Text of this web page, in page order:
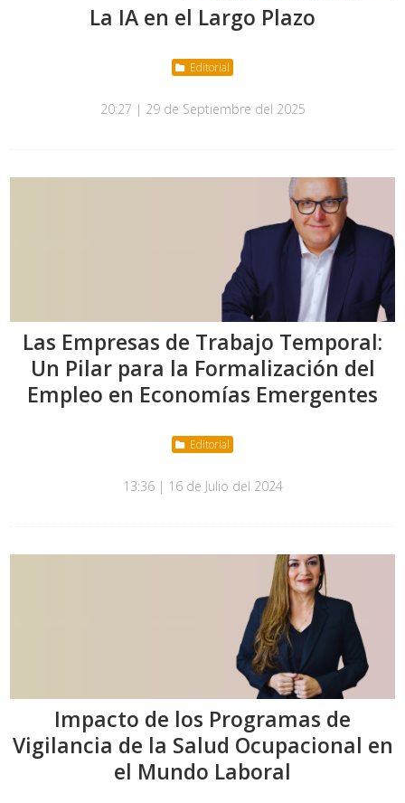
La IA en el Largo Plazo
Editorial
20:27 | 29 de Septiembre del 2025
Las Empresas de Trabajo Temporal:
Un Pilar para la Formalización del
Empleo en Economías Emergentes
Editorial
13:36 | 16 de Julio del 2024
Impacto de los Programas de
Vigilancia de la Salud Ocupacional en
el Mundo Laboral